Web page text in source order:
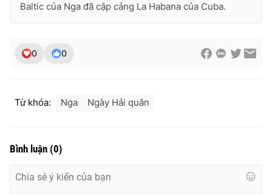
Baltic của Nga đã cập cảng La Habana của Cuba.
0 0
Từ khóa: Nga Ngày Hải quân
Bình luận (0)